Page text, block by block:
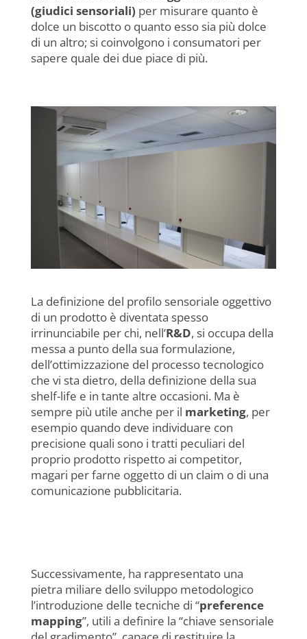
(giudici sensoriali) per misurare quanto è
dolce un biscotto o quanto esso sia più dolce
di un altro; si coinvolgono i consumatori per
sapere quale dei due piace di più.
La definizione del profilo sensoriale oggettivo
di un prodotto è diventata spesso
irrinunciabile per chi, nell’R&D, si occupa della
messa a punto della sua formulazione,
dell’ottimizzazione del processo tecnologico
che vi sta dietro, della definizione della sua
shelf-life e in tante altre occasioni. Ma è
sempre più utile anche per il marketing, per
esempio quando deve individuare con
precisione quali sono i tratti peculiari del
proprio prodotto rispetto ai competitor,
magari per farne oggetto di un claim o di una
comunicazione pubblicitaria.
Successivamente, ha rappresentato una
pietra miliare dello sviluppo metodologico
l’introduzione delle tecniche di “preference
mapping”, utili a definire la “chiave sensoriale